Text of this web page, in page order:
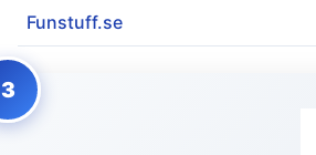
Funstuff.se
3